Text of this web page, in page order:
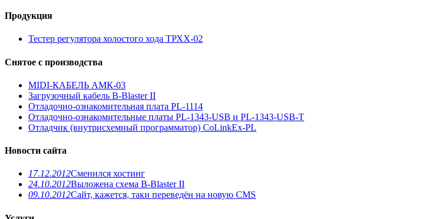
Продукция
Тестер регулятора холостого хода ТРХХ-02
Снятое с производства
MIDI-КАБЕЛЬ АМК-03
Загрузочный кабель B-Blaster II
Отладочно-ознакомительная плата PL-1114
Отладочно-ознакомительные платы PL-1343-USB и PL-1343-USB-T
Отладчик (внутрисхемный программатор) CoLinkEx-PL
Новости сайта
17.12.2012Сменился хостинг
24.10.2012Выложена схема B-Blaster II
09.10.2012Сайт, кажется, таки переведён на новую CMS